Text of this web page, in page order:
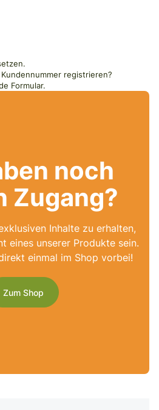
registrieren?
Formular.
noch
Zugang?
Inhalte zu erhalten,
eines unserer Produkte sein.
einmal im Shop vorbei!
Zum Shop